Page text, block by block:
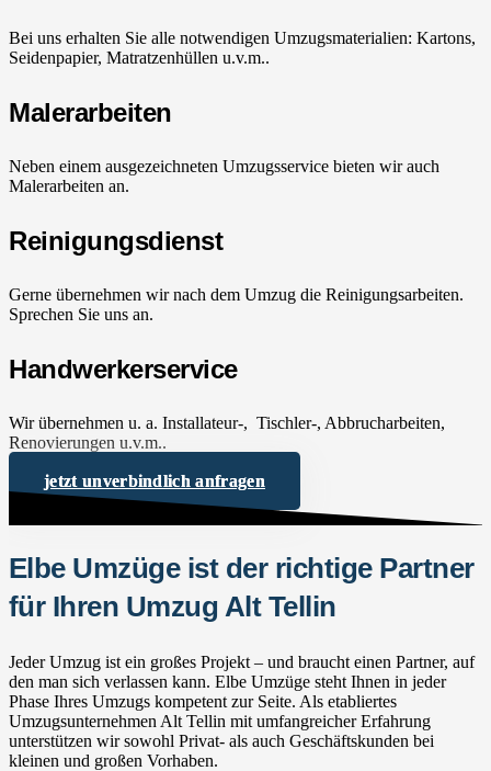
Bei uns erhalten Sie alle notwendigen Umzugsmaterialien: Kartons,
Seidenpapier, Matratzenhüllen u.v.m..
Malerarbeiten
Neben einem ausgezeichneten Umzugsservice bieten wir auch
Malerarbeiten an.
Reinigungsdienst
Gerne übernehmen wir nach dem Umzug die Reinigungsarbeiten.
Sprechen Sie uns an.
Handwerkerservice
Wir übernehmen u. a. Installateur-, Tischler-, Abbrucharbeiten,
Renovierungen u.v.m..
jetzt unverbindlich anfragen
Elbe Umzüge ist der richtige Partner
für Ihren Umzug Alt Tellin
Jeder Umzug ist ein großes Projekt – und braucht einen Partner, auf
den man sich verlassen kann. Elbe Umzüge steht Ihnen in jeder
Phase Ihres Umzugs kompetent zur Seite. Als etabliertes
Umzugsunternehmen Alt Tellin mit umfangreicher Erfahrung
unterstützen wir sowohl Privat- als auch Geschäftskunden bei
kleinen und großen Vorhaben.